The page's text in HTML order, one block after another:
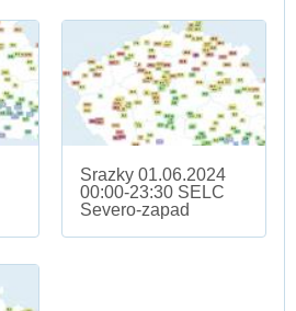
Srazky 01.06.2024
00:00-23:30 SELC
Severo-zapad